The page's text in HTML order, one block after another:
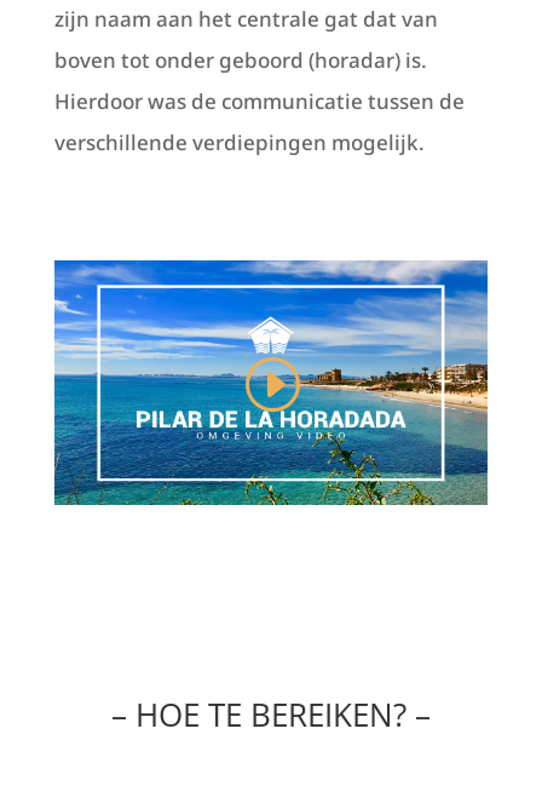
zijn naam aan het centrale gat dat van
boven tot onder geboord (horadar) is.
Hierdoor was de communicatie tussen de
verschillende verdiepingen mogelijk.
– HOE TE BEREIKEN? –